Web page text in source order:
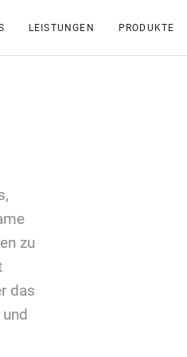
LEISTUNGEN PRODUKTE
zu
das